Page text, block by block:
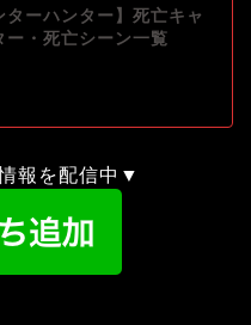
ターハンター】死亡キャ
ー・死亡シーン一覧
報を配信中▼